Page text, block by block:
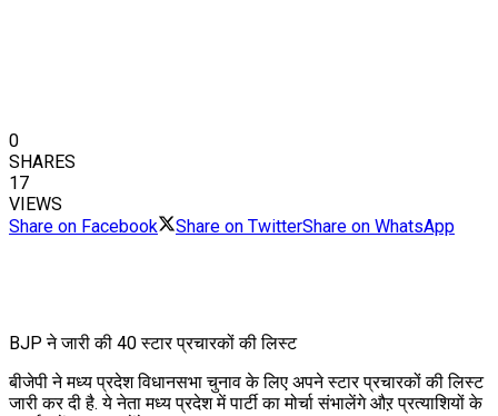
0
SHARES
17
VIEWS
Share on Facebook
Share on TwitterShare on WhatsApp
BJP ने जारी की 40 स्टार प्रचारकों की लिस्ट
बीजेपी ने मध्य प्रदेश विधानसभा चुनाव के लिए अपने स्टार प्रचारकों की लिस्ट
जारी कर दी है. ये नेता मध्य प्रदेश में पार्टी का मोर्चा संभालेंगे औऱ प्रत्याशियों के